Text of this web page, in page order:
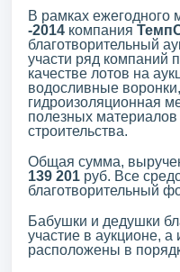
В рамках ежегодного
-2014 компания
благотворительный
участи ряд компаний
качестве лотов на
водосливные
гидроизоляционная
полезных
строительства.
Общая сумма,
139 201 руб. Все
благотворительный
Бабушки и дедушки
участие в аукционе,
расположены в